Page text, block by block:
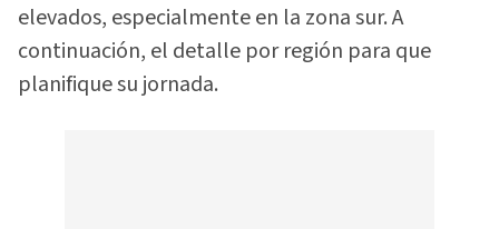
elevados, especialmente en la zona sur. A
continuación, el detalle por región para que
planifique su jornada.